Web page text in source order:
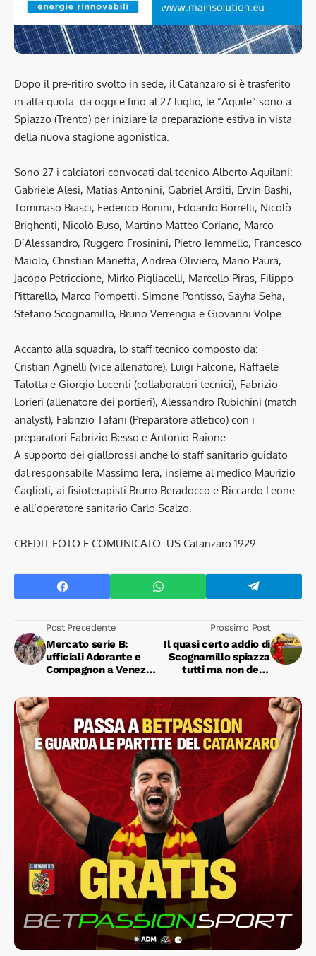
Dopo il pre-ritiro svolto in sede, il Catanzaro si è trasferito
in alta quota: da oggi e fino al 27 luglio, le “Aquile” sono a
Spiazzo (Trento) per iniziare la preparazione estiva in vista
della nuova stagione agonistica.
Sono 27 i calciatori convocati dal tecnico Alberto Aquilani:
Gabriele Alesi, Matias Antonini, Gabriel Arditi, Ervin Bashi,
Tommaso Biasci, Federico Bonini, Edoardo Borrelli, Nicolò
Brighenti, Nicolò Buso, Martino Matteo Coriano, Marco
D’Alessandro, Ruggero Frosinini, Pietro Iemmello, Francesco
Maiolo, Christian Marietta, Andrea Oliviero, Mario Paura,
Jacopo Petriccione, Mirko Pigliacelli, Marcello Piras, Filippo
Pittarello, Marco Pompetti, Simone Pontisso, Sayha Seha,
Stefano Scognamillo, Bruno Verrengia e Giovanni Volpe.
Accanto alla squadra, lo staff tecnico composto da:
Cristian Agnelli (vice allenatore), Luigi Falcone, Raffaele
Talotta e Giorgio Lucenti (collaboratori tecnici), Fabrizio
Lorieri (allenatore dei portieri), Alessandro Rubichini (match
analyst), Fabrizio Tafani (Preparatore atletico) con i
preparatori Fabrizio Besso e Antonio Raione.
A supporto dei giallorossi anche lo staff sanitario guidato
dal responsabile Massimo Iera, insieme al medico Maurizio
Caglioti, ai fisioterapisti Bruno Beradocco e Riccardo Leone
e all’operatore sanitario Carlo Scalzo.
CREDIT FOTO E COMUNICATO: US Catanzaro 1929
Post Precedente
Mercato serie B:
ufficiali Adorante e
Compagnon a Venezia,
Padova, Artistico allo
Spezia, Cgytkjaer al
Bari.
Prossimo Post
Il quasi certo addio di
Scognamillo spiazza
tutti ma non deve